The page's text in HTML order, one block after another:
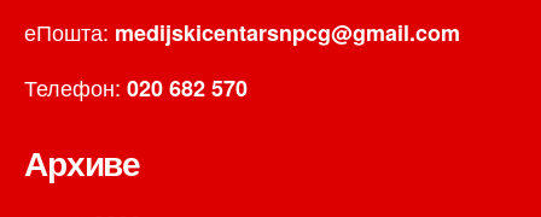
еПошта: medijskicentarsnpcg@gmail.com
Телефон: 020 682 570
Архиве